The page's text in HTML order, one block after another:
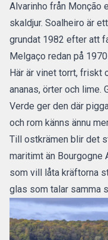
Alvarinho från Monção
skaldjur. Soalheiro är
grundat 1982 efter att
Melgaço redan på
Här är vinet torrt, friskt
ananas, örter och lime.
Verde ger den där
och rom känns ännu
Till ostkrämen blir det
maritimt än Bourgogne
som vill låta kräftorna
glas som talar samma